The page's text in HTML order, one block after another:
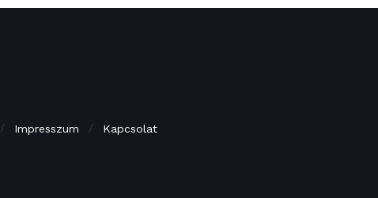
Impresszum Kapcsolat